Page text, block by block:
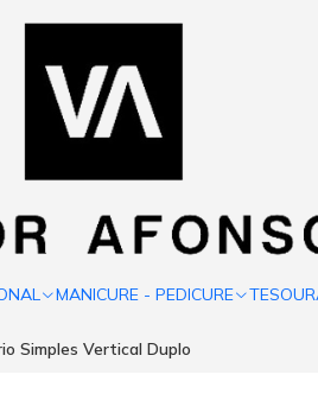
MANICURE - PEDICURE
Simples Vertical Duplo